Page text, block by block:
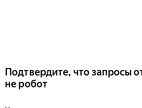
Подтвердите, что запросы
не робот